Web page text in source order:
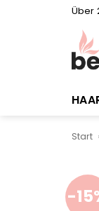
Über
Start
-